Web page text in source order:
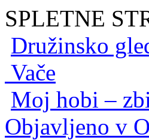
SPLETNE
Družinsko
Vače
Moj hobi –
Objavljeno v